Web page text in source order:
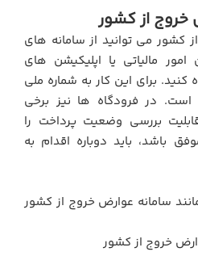
خروج از کشور
کشور می توانید از سامانه‌ های
مالیاتی یا اپلیکیشن‌ های
کنید. برای این کار به شماره ملی
است. در فرودگاه‌ ها نیز برخی
بررسی وضعیت پرداخت را
باشد، باید دوباره اقدام به
سامانه عوارض خروج از کشور